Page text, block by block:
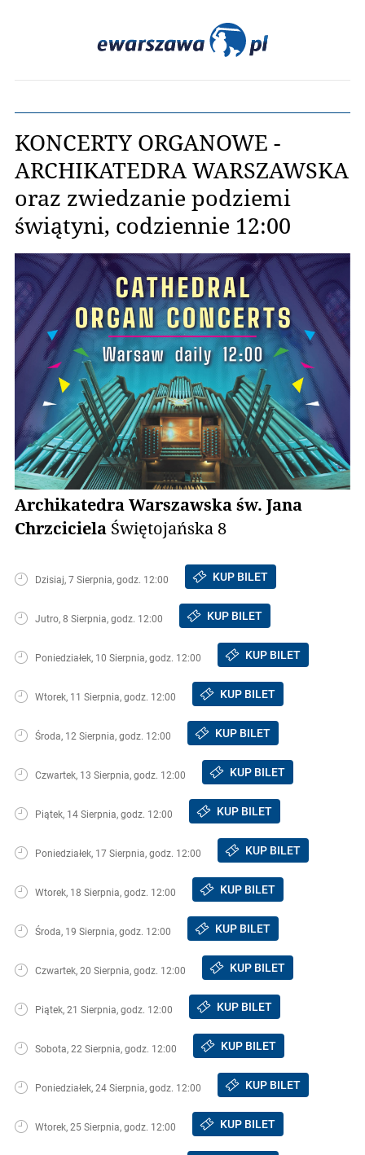
KONCERTY ORGANOWE -
ARCHIKATEDRA WARSZAWSKA
oraz zwiedzanie podziemi
świątyni, codziennie 12:00
Archikatedra Warszawska św. Jana
Chrzciciela Świętojańska 8
Dzisiaj, 7 Sierpnia, godz. 12:00 KUP BILET
Jutro, 8 Sierpnia, godz. 12:00 KUP BILET
Poniedziałek, 10 Sierpnia, godz. 12:00 KUP BILET
Wtorek, 11 Sierpnia, godz. 12:00 KUP BILET
Środa, 12 Sierpnia, godz. 12:00 KUP BILET
Czwartek, 13 Sierpnia, godz. 12:00 KUP BILET
Piątek, 14 Sierpnia, godz. 12:00 KUP BILET
Poniedziałek, 17 Sierpnia, godz. 12:00 KUP BILET
Wtorek, 18 Sierpnia, godz. 12:00 KUP BILET
Środa, 19 Sierpnia, godz. 12:00 KUP BILET
Czwartek, 20 Sierpnia, godz. 12:00 KUP BILET
Piątek, 21 Sierpnia, godz. 12:00 KUP BILET
Sobota, 22 Sierpnia, godz. 12:00 KUP BILET
Poniedziałek, 24 Sierpnia, godz. 12:00 KUP BILET
Wtorek, 25 Sierpnia, godz. 12:00 KUP BILET